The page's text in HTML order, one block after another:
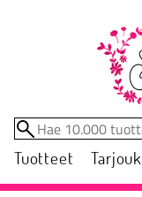
Tuotteet